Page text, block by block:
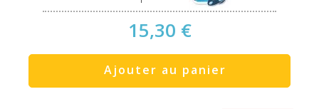
15,30 €
Ajouter au panier